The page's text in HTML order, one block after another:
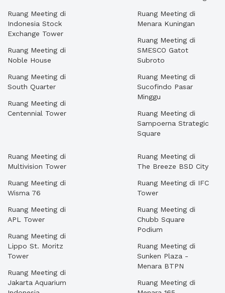
Ruang Meeting di
Indonesia Stock
Exchange Tower
Ruang Meeting di
Noble House
Ruang Meeting di
South Quarter
Ruang Meeting di
Centennial Tower
Ruang Meeting di
Menara Kuningan
Ruang Meeting di
SMESCO Gatot
Subroto
Ruang Meeting di
Sucofindo Pasar
Minggu
Ruang Meeting di
Sampoerna Strategic
Square
Ruang Meeting di
Multivision Tower
Ruang Meeting di
Wisma 76
Ruang Meeting di
APL Tower
Ruang Meeting di
Lippo St. Moritz
Tower
Ruang Meeting di
Jakarta Aquarium
Ruang Meeting di
The Breeze BSD City
Ruang Meeting di IFC
Tower
Ruang Meeting di
Chubb Square
Podium
Ruang Meeting di
Sunken Plaza -
Menara BTPN
Ruang Meeting di